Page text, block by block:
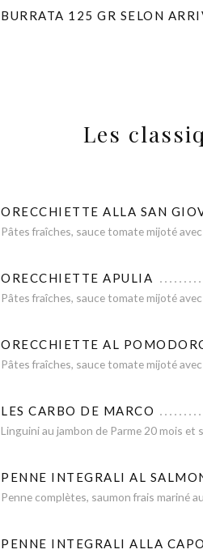
BURRATA 125 GR SELON
Les
ORECCHIETTE ALLA SAN
Pâtes fraîches, sauce tomate mijoté
ORECCHIETTE APULIA
Pâtes fraîches, sauce tomate mijoté
ORECCHIETTE AL
Pâtes fraîches, sauce tomate mijoté
LES CARBO DE MARCO
Linguini au jambon de Parme 20 mois et
PENNE INTEGRALI AL
Penne complètes, saumon frais mariné
PENNE INTEGRALI ALLA